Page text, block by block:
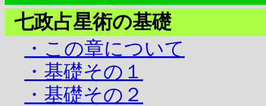
七政占星術の基礎
・この章について
・基礎その１
・基礎その２